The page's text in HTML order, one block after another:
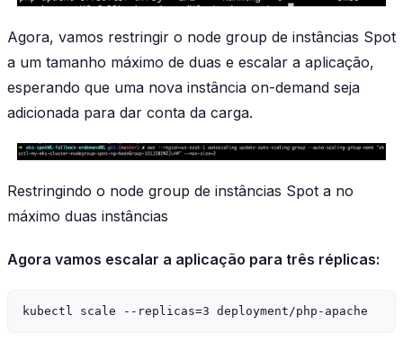
Agora, vamos restringir o node group de instâncias Spot
a um tamanho máximo de duas e escalar a aplicação,
esperando que uma nova instância on-demand seja
adicionada para dar conta da carga.
Restringindo o node group de instâncias Spot a no
máximo duas instâncias
Agora vamos escalar a aplicação para três réplicas: